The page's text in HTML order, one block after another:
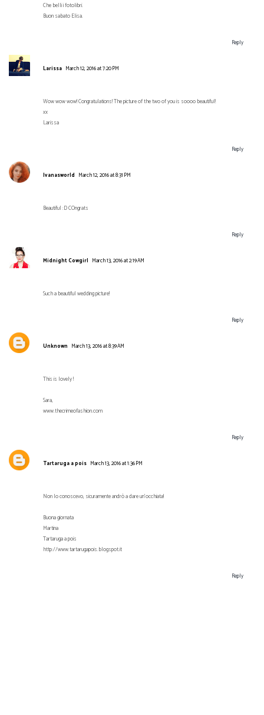
Che belli i fotolibri.
Buon sabato Elisa.
Reply
Larissa March 12, 2016 at 7:20 PM
Wow wow wow! Congratulations! The picture of the two of you is soooo beautiful!
xx
Larissa
Reply
Ivanasworld March 12, 2016 at 8:31 PM
Beautiful :D COngrats
Reply
Midnight Cowgirl March 13, 2016 at 2:19 AM
Such a beautiful wedding picture!
Reply
Unknown March 13, 2016 at 8:39 AM
This is lovely !
Sara,
www.thecrimeofashion.com
Reply
Tartaruga a pois March 13, 2016 at 1:36 PM
Non lo conoscevo, sicuramente andrò a dare un'occhiata!
Buona giornata
Martina
Tartaruga a pois
http://www.tartarugapois.blogspot.it
Reply